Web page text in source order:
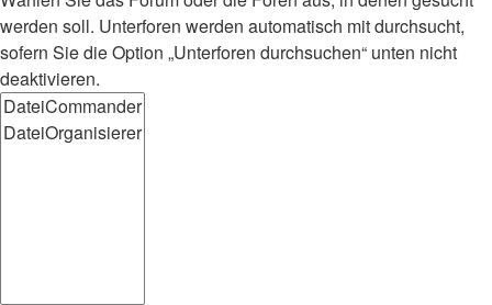
werden soll. Unterforen werden automatisch mit durchsucht,
sofern Sie die Option „Unterforen durchsuchen“ unten nicht
deaktivieren.